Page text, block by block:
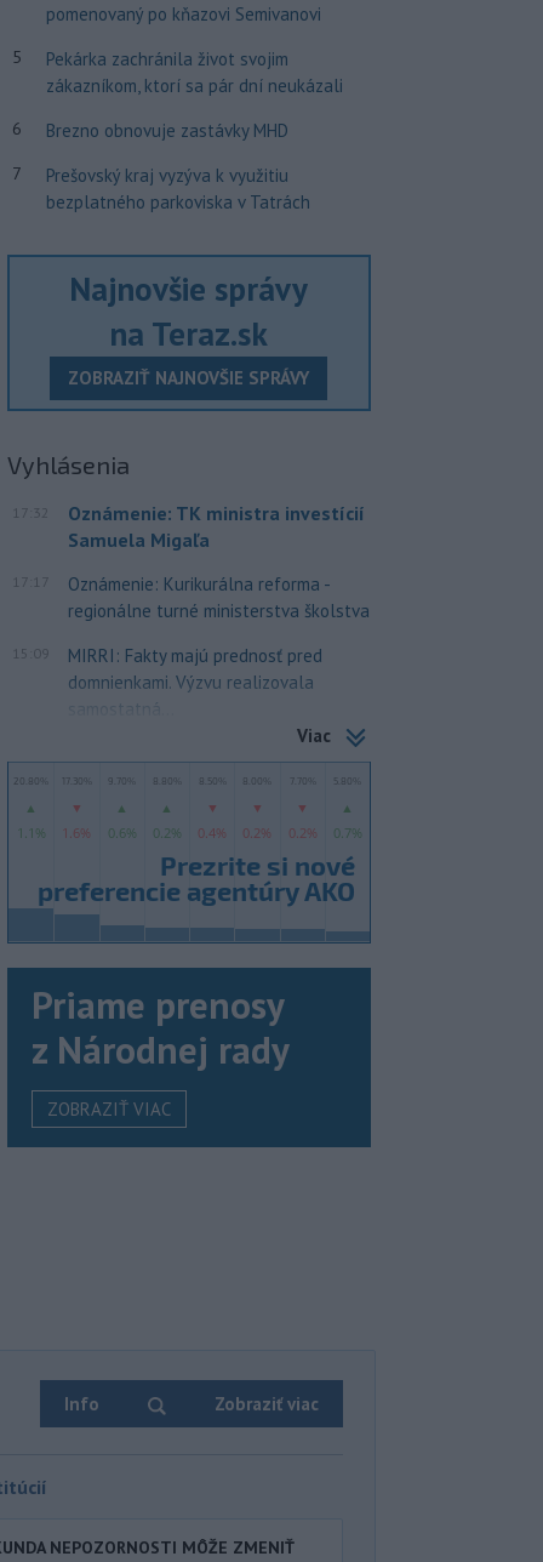
pomenovaný po kňazovi Semivanovi
5
Pekárka zachránila život svojim
zákazníkom, ktorí sa pár dní neukázali
6 Brezno obnovuje zastávky MHD
7
Prešovský kraj vyzýva k využitiu
bezplatného parkoviska v Tatrách
Najnovšie správy
na Teraz.sk
ZOBRAZIŤ NAJNOVŠIE SPRÁVY
Vyhlásenia
17:32
Oznámenie: TK ministra investícií
Samuela Migaľa
17:17
Oznámenie: Kurikurálna reforma -
regionálne turné ministerstva školstva
15:09
MIRRI: Fakty majú prednosť pred
domnienkami. Výzvu realizovala
samostatná...
Viac
Priame prenosy
z Národnej rady
ZOBRAZIŤ VIAC
Info Zobraziť viac
NEPOZORNOSTI MÔŽE ZMENIŤ